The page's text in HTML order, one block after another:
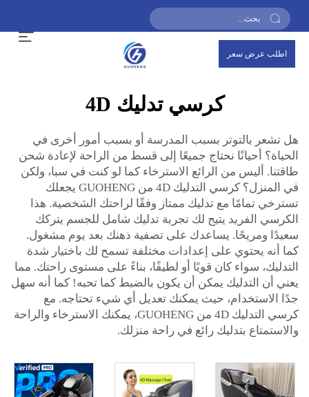
اطلب عرض سعر
كرسي تدليك 4D
هل تشعر بالتوتر بسبب المدرسة أو بسبب أمور أخرى في
الحياة؟ أحيانًا نحتاج جميعًا إلى قسط من الراحة لإعادة شحن
طاقتنا. أليس من الرائع الاسترخاء كما لو كنت في سبا، ولكن
في المنزل؟ كرسي التدليك 4D من GUOHENG يجعلك
تسترخي تمامًا مع تدليك ممتاز وفقًا لراحتك الشخصية. هذا
الكرسي الفريد يتيح لك تجربة تدليك شامل للجسم يتركك
سعيدًا ومريحًا. يساعدك على تصفية ذهنك بعد يوم مشغول.
كما أنه يحتوي على إعدادات مختلفة تسمح لك باختيار شدة
التدليك، سواء كان قويًا أو لطيفًا، بناءً على مستوى راحتك. مما
يعني أن التدليك يمكن أن يكون بالضبط كما تحبه! كما أنه سهل
جدًا الاستخدام، حيث يمكنك تعديل أي شيء تحتاجه. مع
كرسي التدليك 4D من GUOHENG، يمكنك الاسترخاء والراحة
والاستمتاع بتدليك رائع في راحة منزلك.